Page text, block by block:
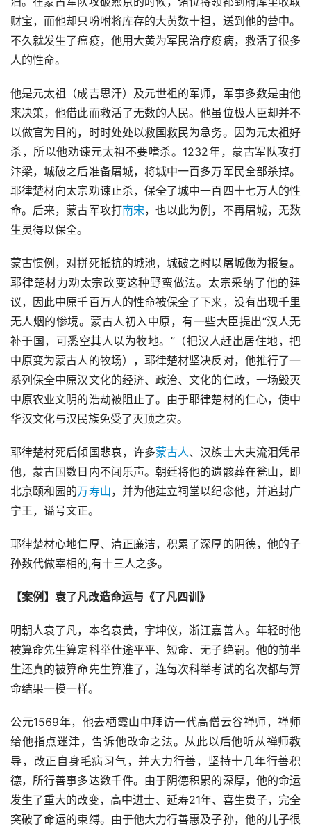
财宝，而他却只吩咐将库存的大黄数十担，送到他的营中。
不久就发生了瘟疫，他用大黄为军民治疗疫病，救活了很多
人的性命。
他是元太祖（成吉思汗）及元世祖的军师，军事多数是由他
来决策，他借此而救活了无数的人民。他虽位极人臣却并不
以做官为目的，时时处处以救国救民为急务。因为元太祖好
杀，所以他劝谏元太祖不要嗜杀。1232年，蒙古军队攻打
汴梁，城破之后准备屠城，将城中一百多万军民全部杀掉。
耶律楚材向太宗劝谏止杀，保全了城中一百四十七万人的性
命。后来，蒙古军攻打南宋，也以此为例，不再屠城，无数
生灵得以保全。
蒙古惯例，对拼死抵抗的城池，城破之时以屠城做为报复。
耶律楚材力劝太宗改变这种野蛮做法。太宗采纳了他的建
议，因此中原千百万人的性命被保全了下来，没有出现千里
无人烟的惨境。蒙古人初入中原，有一些大臣提出“汉人无
补于国，可悉空其人以为牧地。”（把汉人赶出居住地，把
中原变为蒙古人的牧场），耶律楚材坚决反对，他推行了一
系列保全中原汉文化的经济、政治、文化的仁政，一场毁灭
中原农业文明的浩劫被阻止了。由于耶律楚材的仁心，使中
华汉文化与汉民族免受了灭顶之灾。
耶律楚材死后倾国悲哀，许多蒙古人、汉族士大夫流泪凭吊
他，蒙古国数日内不闻乐声。朝廷将他的遗骸葬在瓮山，即
北京颐和园的万寿山，并为他建立祠堂以纪念他，并追封广
宁王，谥号文正。
耶律楚材心地仁厚、清正廉洁，积累了深厚的阴德，他的子
孙数代做宰相的,有十三人之多。
【案例】袁了凡改造命运与《了凡四训》
明朝人袁了凡，本名袁黄，字坤仪，浙江嘉善人。年轻时他
被算命先生算定科举仕途平平、短命、无子绝嗣。他的前半
生还真的被算命先生算准了，连每次科举考试的名次都与算
命结果一模一样。
公元1569年，他去栖霞山中拜访一代高僧云谷禅师，禅师
给他指点迷津，告诉他改命之法。从此以后他听从禅师教
导，改正自身毛病习气，并大力行善，坚持十几年行善积
德，所行善事多达数千件。由于阴德积累的深厚，他的命运
发生了重大的改变，高中进士、延寿21年、喜生贵子，完全
突破了命运的束缚。由于他大力行善惠及子孙，他的儿子很